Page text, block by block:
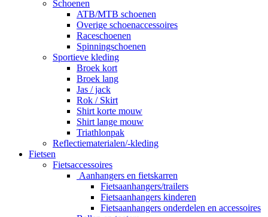
Schoenen
ATB/MTB schoenen
Overige schoenaccessoires
Raceschoenen
Spinningschoenen
Sportieve kleding
Broek kort
Broek lang
Jas / jack
Rok / Skirt
Shirt korte mouw
Shirt lange mouw
Triathlonpak
Reflectiematerialen/-kleding
Fietsen
Fietsaccessoires
Aanhangers en fietskarren
Fietsaanhangers/trailers
Fietsaanhangers kinderen
Fietsaanhangers onderdelen en accessoires